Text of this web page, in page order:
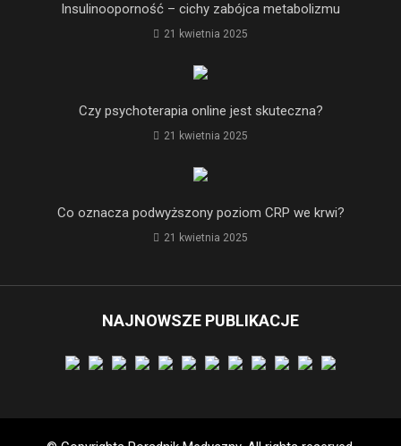
Insulinooporność – cichy zabójca metabolizmu
21 kwietnia 2025
Czy psychoterapia online jest skuteczna?
21 kwietnia 2025
Co oznacza podwyższony poziom CRP we krwi?
21 kwietnia 2025
NAJNOWSZE PUBLIKACJE